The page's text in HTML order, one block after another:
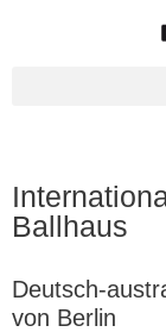
Ballhaus
Deutsch-
von Berlin